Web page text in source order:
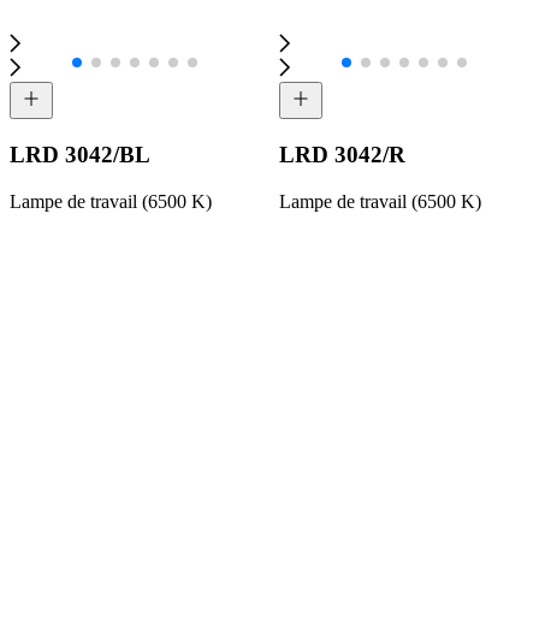
LRD 3042/BL
Lampe de travail (6500 K)
LRD 3042/R
Lampe de travail (6500 K)